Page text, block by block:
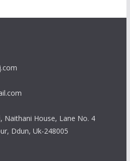
, Naithani House, Lane No. 4
Ddun, Uk-248005